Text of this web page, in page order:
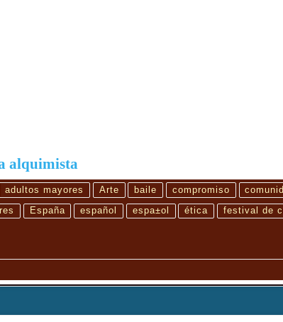
alquimista
adultos mayores Arte baile compromiso
España español espa±ol ética festival de